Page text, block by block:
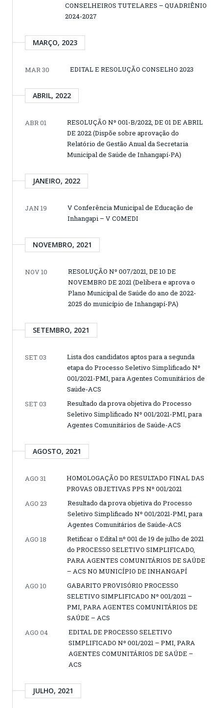
CONSELHEIROS TUTELARES – QUADRIÊNIO
2024-2027
MARÇO, 2023
MAR 30 EDITAL E RESOLUÇÃO CONSELHO 2023
ABRIL, 2022
ABR 01
RESOLUÇÃO Nº 001-B/2022, DE 01 DE ABRIL
DE 2022 (Dispõe sobre aprovação do
Relatório de Gestão Anual da Secretaria
Municipal de Saúde de Inhangapí-PA)
JANEIRO, 2022
JAN 19
V Conferência Municipal de Educação de
Inhangapi – V COMEDI
NOVEMBRO, 2021
NOV 10
RESOLUÇÃO Nº 007/2021, DE 10 DE
NOVEMBRO DE 2021 (Delibera e aprova o
Plano Municipal de Saúde do ano de 2022-
2025 do município de Inhangapí-PA)
SETEMBRO, 2021
SET 03
Lista dos candidatos aptos para a segunda
etapa do Processo Seletivo Simplificado Nº
001/2021-PMI, para Agentes Comunitários de
Saúde-ACS
SET 03
Resultado da prova objetiva do Processo
Seletivo Simplificado Nº 001/2021-PMI, para
Agentes Comunitários de Saúde-ACS
AGOSTO, 2021
AGO 31
HOMOLOGAÇÃO DO RESULTADO FINAL DAS
PROVAS OBJETIVAS PPS Nº 001/2021
AGO 23
Resultado da prova objetiva do Processo
Seletivo Simplificado Nº 001/2021-PMI, para
Agentes Comunitários de Saúde-ACS
AGO 18
Retificar o Edital nº 001 de 19 de julho de 2021
do PROCESSO SELETIVO SIMPLIFICADO,
PARA AGENTES COMUNITÁRIOS DE SAÚDE
– ACS NO MUNICÍPIO DE INHANGAPÍ
AGO 10
GABARITO PROVISÓRIO PROCESSO
SELETIVO SIMPLIFICADO Nº 001/2021 –
PMI, PARA AGENTES COMUNITÁRIOS DE
SAÚDE – ACS
AGO 04
EDITAL DE PROCESSO SELETIVO
SIMPLIFICADO Nº 001/2021 – PMI, PARA
AGENTES COMUNITÁRIOS DE SAÚDE –
ACS
JULHO, 2021